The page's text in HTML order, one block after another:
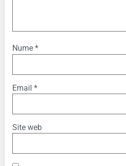
Nume *
Email *
Site web